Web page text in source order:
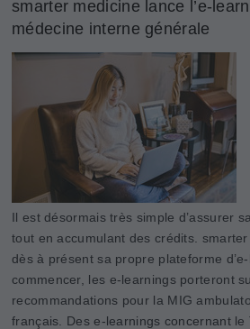
smarter medicine lance l’e-
médecine interne générale
Il est désormais très simple d’assurer
tout en accumulant des crédits.
dès à présent sa propre plateforme
commencer, les e-learnings porteront
recommandations pour la MIG
français. Des e-learnings concernant le